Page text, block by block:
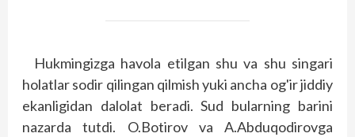
Hukmingizga havola etilgan shu va shu singari
holatlar sodir qilingan qilmish yuki ancha og'ir jiddiy
ekanligidan dalolat beradi. Sud bularning barini
nazarda tutdi. O.Botirov va A.Abduqodirovga